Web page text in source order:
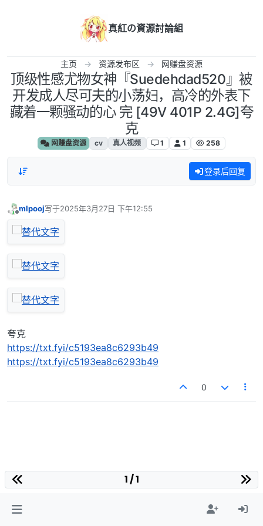
真紅の資源討論組
主页 资源发布区 网赚盘资源
顶级性感尤物女神『Suedehdad520』被
开发成人尽可夫的小荡妇，高冷的外表下
藏着一颗骚动的心 完 [49V 401P 2.4G]夸
克
网赚盘资源 cv 真人视频 1 1 258
登录后回复
mlpooj写于2025年3月27日 下午12:55
最后由 编辑
夸克
https://txt.fyi/c5193ea8c6293b49
https://txt.fyi/c5193ea8c6293b49
0
1 / 1